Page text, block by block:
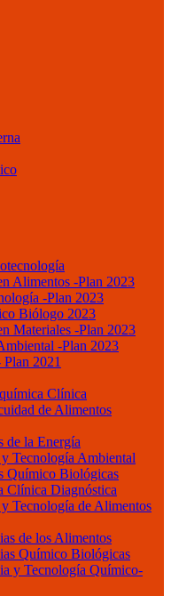
Alimentos -Plan 2023
-Plan 2023
Biólogo 2023
Materiales -Plan 2023
-Plan 2023
2021
Clínica
de Alimentos
de la Energía
Tecnología Ambiental
Químico Biológicas
Clínica Diagnóstica
Tecnología de Alimentos
de los Alimentos
Químico Biológicas
y Tecnología Químico-